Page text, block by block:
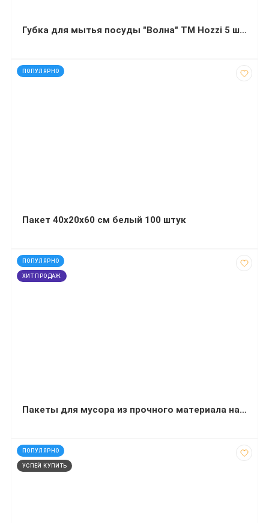
Губка для мытья посуды "Волна" ТМ Hozzi 5 штук
ПОПУЛЯРНО
код: 91600
Пакет 40х20х60 см белый 100 штук
ПОПУЛЯРНО
ХИТ ПРОДАЖ
код: 20746
Пакеты для мусора из прочного материала на 160 литров 10 штук
ПОПУЛЯРНО
УСПЕЙ КУПИТЬ
код: 1459